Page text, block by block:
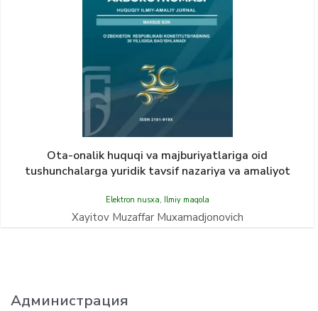
Ota-onalik huquqi va majburiyatlariga oid
tushunchalarga yuridik tavsif nazariya va amaliyot
Elektron nusxa, Ilmiy maqola
Xayitov Muzaffar Muxamadjonovich
Администрация